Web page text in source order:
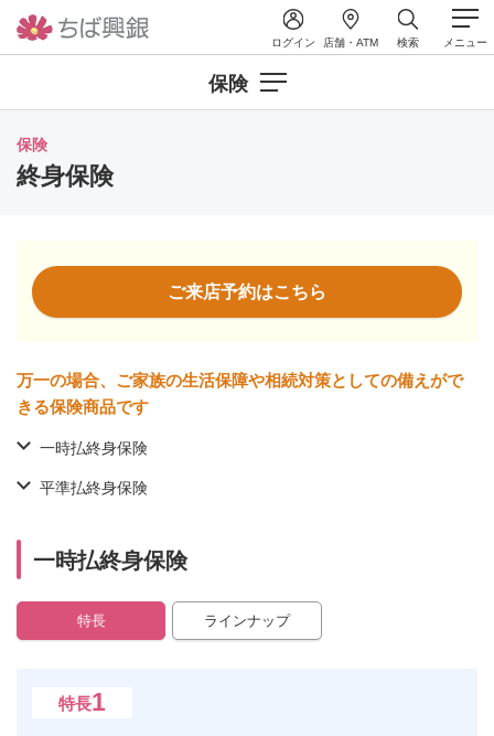
ログイン 店舗・ATM 検索 メニュー
保険
終身保険
ご来店予約はこちら
万一の場合、ご家族の生活保障や相続対策としての備えがで
きる保険商品です
一時払終身保険
平準払終身保険
一時払終身保険
特長 ラインナップ
特長1
保険